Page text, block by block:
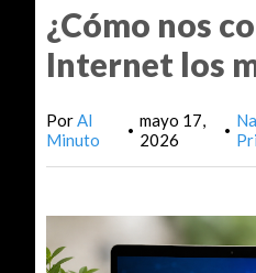
¿Cómo nos
Internet los
PorAl
Minuto
• mayo 17,
2026
•